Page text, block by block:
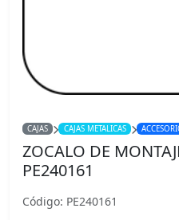
CAJAS CAJAS METALICAS
ZOCALO DE
PE240161
Código: PE240161